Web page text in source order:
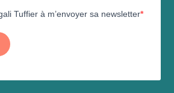
Tuffier à m’envoyer sa newsletter